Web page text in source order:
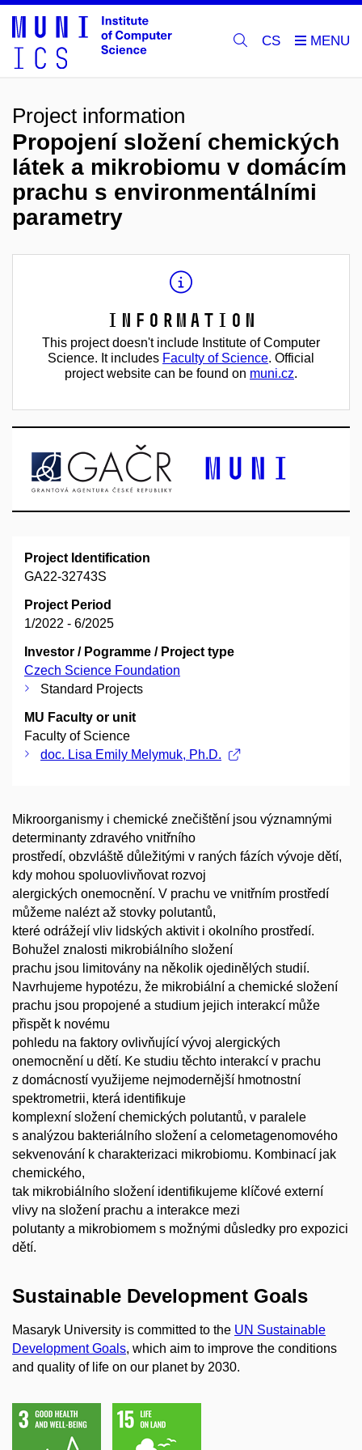
CS
Project information
Propojení složení chemických
látek a mikrobiomu v domácím
prachu s environmentálními
parametry
Information
This project doesn't include Institute of Computer
Science. It includes Faculty of Science. Official
project website can be found on muni.cz.
Project Identification
GA22-32743S
Project Period
1/2022 - 6/2025
Investor / Pogramme / Project type
Czech Science Foundation
Standard Projects
MU Faculty or unit
Faculty of Science
doc. Lisa Emily Melymuk, Ph.D.
Mikroorganismy i chemické znečištění jsou významnými
determinanty zdravého vnitřního
prostředí, obzvláště důležitými v raných fázích vývoje dětí,
kdy mohou spoluovlivňovat rozvoj
alergických onemocnění. V prachu ve vnitřním prostředí
můžeme nalézt až stovky polutantů,
které odrážejí vliv lidských aktivit i okolního prostředí.
Bohužel znalosti mikrobiálního složení
prachu jsou limitovány na několik ojedinělých studií.
Navrhujeme hypotézu, že mikrobiální a chemické složení
prachu jsou propojené a studium jejich interakcí může
přispět k novému
pohledu na faktory ovlivňující vývoj alergických
onemocnění u dětí. Ke studiu těchto interakcí v prachu
z domácností využijeme nejmodernější hmotnostní
spektrometrii, která identifikuje
komplexní složení chemických polutantů, v paralele
s analýzou bakteriálního složení a celometagenomového
sekvenování k charakterizaci mikrobiomu. Kombinací jak
chemického,
tak mikrobiálního složení identifikujeme klíčové externí
vlivy na složení prachu a interakce mezi
polutanty a mikrobiomem s možnými důsledky pro expozici
dětí.
Sustainable Development Goals
Masaryk University is committed to the UN Sustainable
Development Goals, which aim to improve the conditions
and quality of life on our planet by 2030.